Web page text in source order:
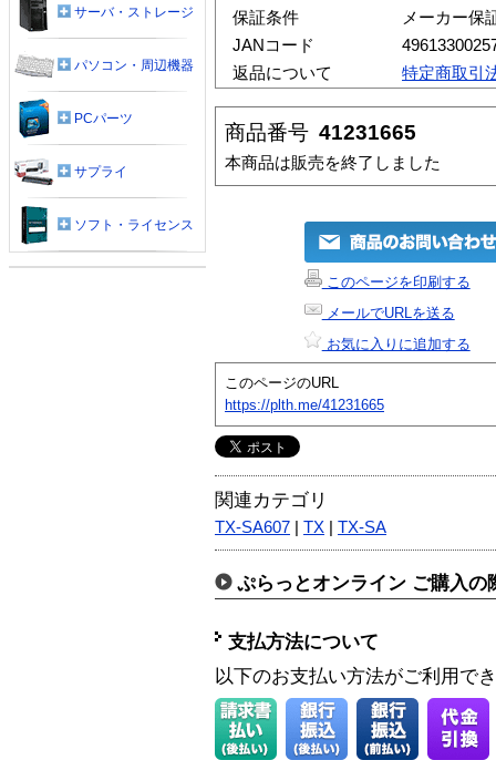
保証条件
メーカー保
JANコード
返品について
特定商取引
商品番号 41231665
本商品は販売を終了しました
このページを印刷する
メールでURLを送る
お気に入りに追加する
このページのURL
https://plth.me/41231665
関連カテゴリ
TX-SA607 TX TX-SA
ぷらっとオンライン ご購入の
支払方法について
以下のお支払い方法がご利用で
サーバ・ストレージ
パソコン・周辺機器
PCパーツ
サプライ
ソフト・ライセンス